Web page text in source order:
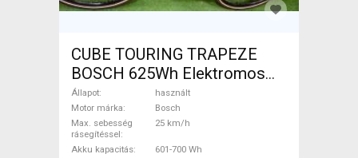
CUBE TOURING TRAPEZE
BOSCH 625Wh Elektromos
Trekking/cross 25 km/h
Bosch 601-700 Wh használt
ELADÓ
Állapot
használt
Motor márka
Bosch
Max. sebesség
rásegítéssel
25 km/h
Akku kapacitás
601-700 Wh